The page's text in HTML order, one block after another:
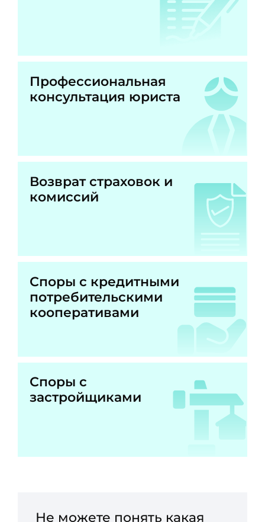
Профессиональная
консультация юриста
Возврат страховок и
комиссий
Споры с кредитными
потребительскими
кооперативами
Споры с
застройщиками
Не можете понять какая